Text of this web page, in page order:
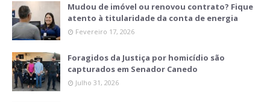
Mudou de imóvel ou renovou contrato? Fique
atento à titularidade da conta de energia
Fevereiro 17, 2026
Foragidos da Justiça por homicídio são
capturados em Senador Canedo
Julho 31, 2026